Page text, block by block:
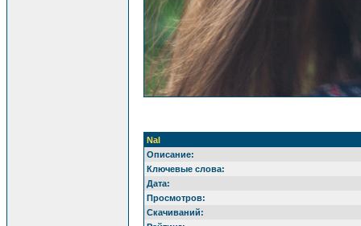
Nal
Описание:
Ключевые слова:
Дата:
Просмотров:
Скачиваний: